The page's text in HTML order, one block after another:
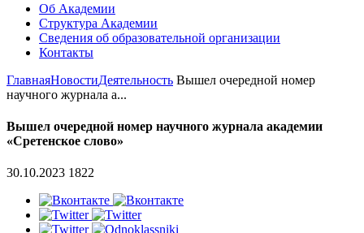
Об Академии
Структура Академии
Сведения об образовательной организации
Контакты
ГлавнаяНовостиДеятельность Вышел очередной номер
научного журнала а...
Вышел очередной номер научного журнала академии
«Сретенское слово»
30.10.2023 1822